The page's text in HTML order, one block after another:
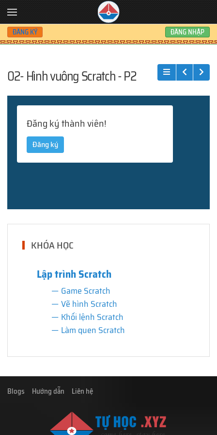
Skip to main content
ĐĂNG KÝ ĐĂNG NHẬP
02- Hình vuông Scratch - P2
Đăng ký thành viên!
Đăng ký
KHÓA HỌC
Lập trình Scratch
Game Scratch
Vẽ hình Scratch
Khối lệnh Scratch
Làm quen Scratch
Blogs Hướng dẫn Liên hệ